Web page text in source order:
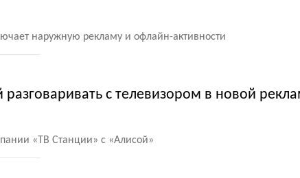
наружную рекламу и офлайн-активности
разговаривать с телевизором в новой
« ТВ Станции» с «Алисой»